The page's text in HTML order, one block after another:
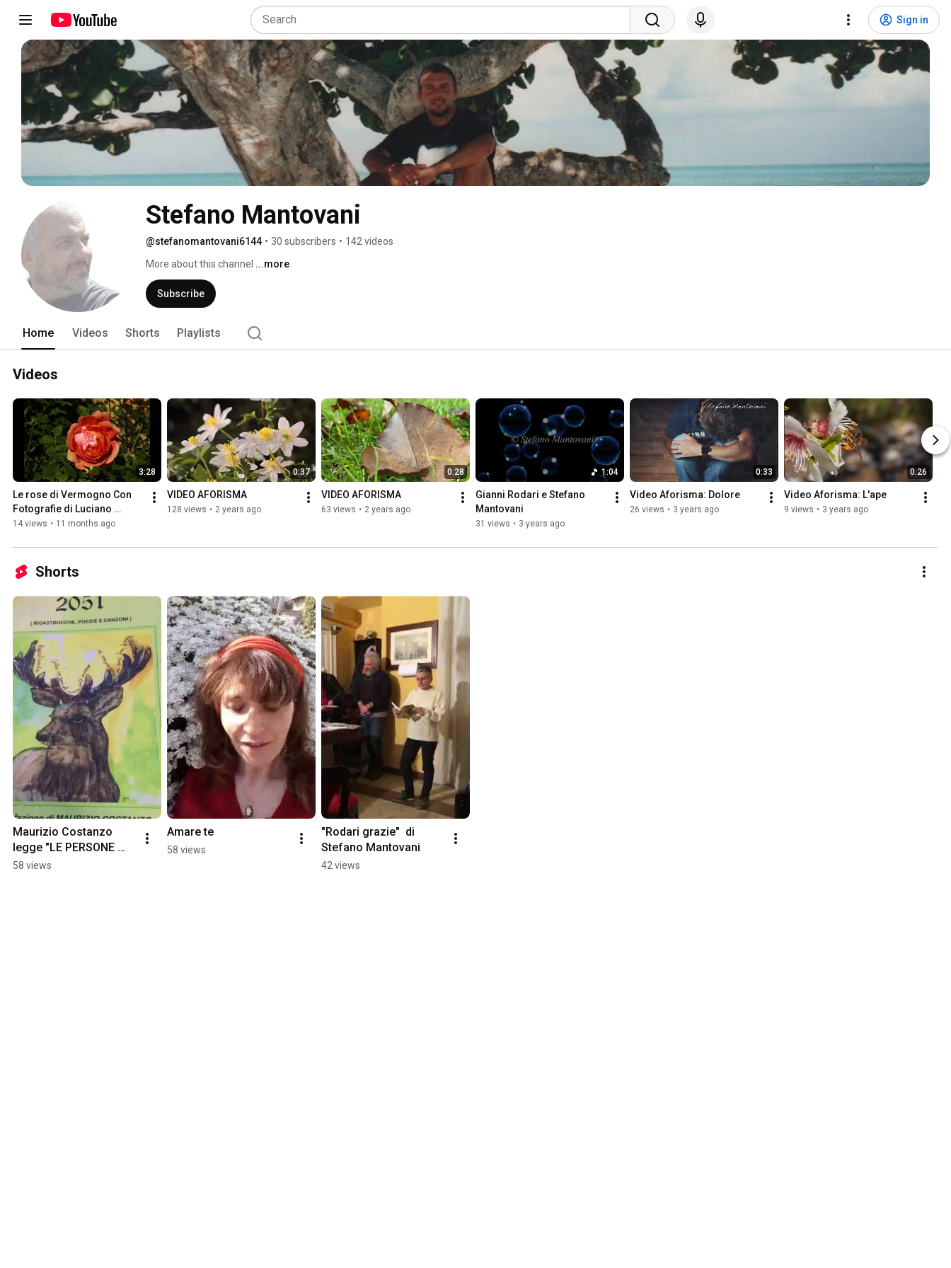
Sign in
Stefano Mantovani
@stefanomantovani6144 • 30 subscribers • 142 videos
More about this channel ...more
Subscribe
Home Videos Shorts Playlists
Videos
3:28
Le rose di Vermogno Con
Fotografie di Luciano
Ponchione
14 views • 11 months ago
0:37
VIDEO AFORISMA
128 views • 2 years ago
0:28
VIDEO AFORISMA
63 views • 2 years ago
1:04
Gianni Rodari e Stefano
Mantovani
31 views • 3 years ago
0:33
Video Aforisma: Dolore
26 views • 3 years ago
0:26
Video Aforisma: L'ape
9 views • 3 years ago
Shorts
Maurizio Costanzo
legge "LE PERSONE
CHE SI AMANO.  IMG
58 views
Amare te
58 views
"Rodari grazie"  di
Stefano Mantovani
42 views